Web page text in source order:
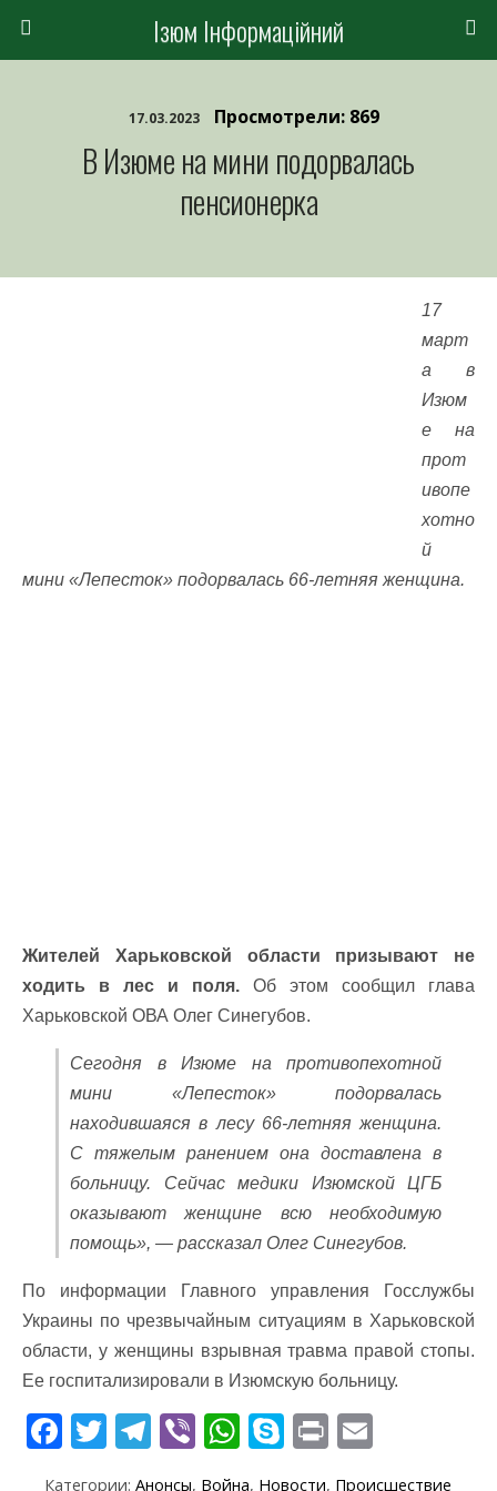
Ізюм Інформаційний
17.03.2023 Просмотрели: 869
В Изюме на мини подорвалась
пенсионерка
17
март
а в
Изюм
е на
прот
ивопе
хотно
й
мини «Лепесток» подорвалась 66-летняя женщина.
Жителей Харьковской области призывают не
ходить в лес и поля. Об этом сообщил глава
Харьковской ОВА Олег Синегубов.
Сегодня в Изюме на противопехотной
мини «Лепесток» подорвалась
находившаяся в лесу 66-летняя женщина.
С тяжелым ранением она доставлена в
больницу. Сейчас медики Изюмской ЦГБ
оказывают женщине всю необходимую
помощь», — рассказал Олег Синегубов.
По информации Главного управления Госслужбы
Украины по чрезвычайным ситуациям в Харьковской
области, у женщины взрывная травма правой стопы.
Ее госпитализировали в Изюмскую больницу.
F T T Vi W S Pr
Категории: Анонсы, Война, Новости, Происшествие